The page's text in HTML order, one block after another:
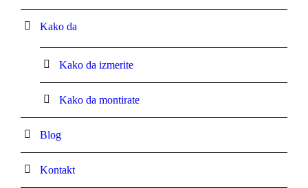
Kako da
Kako da izmerite
Kako da montirate
Blog
Kontakt